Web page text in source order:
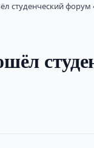
студенческий